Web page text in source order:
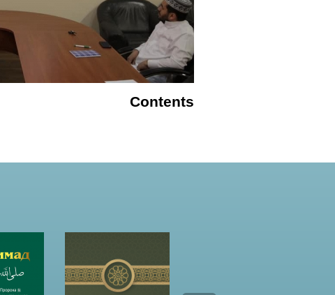
Contents